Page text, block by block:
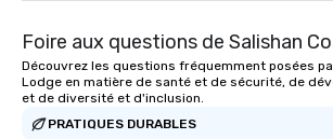
Foire aux questions de Salishan
Découvrez les questions fréquemment posées
Lodge en matière de santé et de sécurité, de
et de diversité et d'inclusion.
PRATIQUES DURABLES